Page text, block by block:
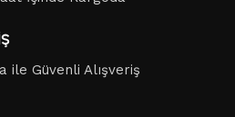
ile Güvenli Alışveriş